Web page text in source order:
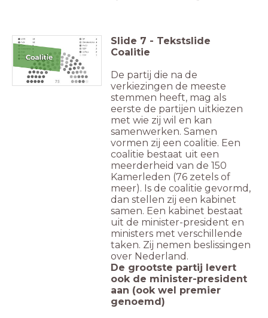
Slide 7 - Tekstslide
Coalitie
De partij die na de
verkiezingen de meeste
stemmen heeft, mag als
eerste de partijen uitkiezen
met wie zij wil en kan
samenwerken. Samen
vormen zij een coalitie. Een
coalitie bestaat uit een
meerderheid van de 150
Kamerleden (76 zetels of
meer). Is de coalitie gevormd,
dan stellen zij een kabinet
samen. Een kabinet bestaat
uit de minister-president en
ministers met verschillende
taken. Zij nemen beslissingen
over Nederland.
De grootste partij levert
ook de minister-president
aan (ook wel premier
genoemd)